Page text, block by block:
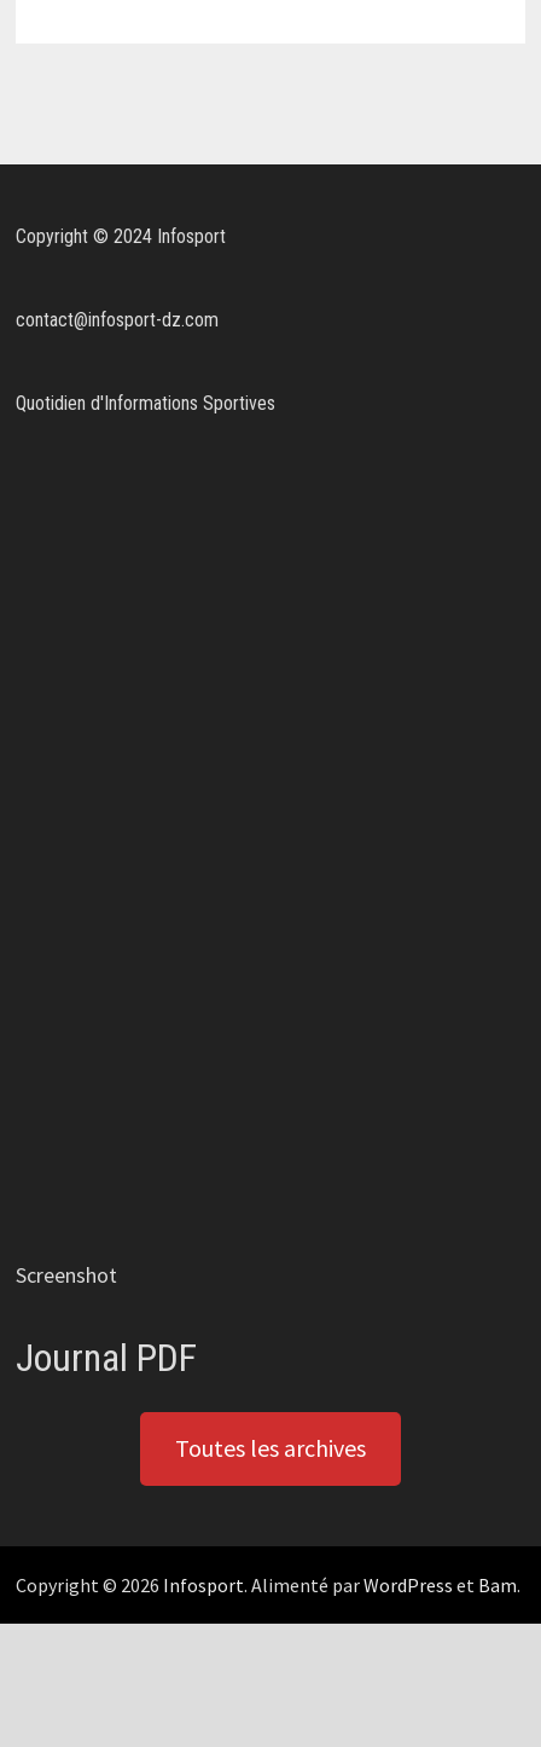
Copyright © 2024 Infosport
contact@infosport-dz.com
Quotidien d'Informations Sportives
Screenshot
Journal PDF
Toutes les archives
Copyright © 2026 Infosport. Alimenté parWordPress et Bam.